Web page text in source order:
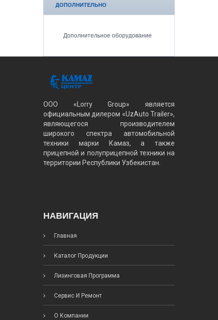
ДОПОЛНИТЕЛЬНО
Дополнительное оборудование
ООО «Lorry Group» является
официальным дилером «UzAuto Trailer»,
являющегося производителем
широкого спектра автомобильной
техники марки Камаз, а также
прицепной и полуприцепной техники на
территории Республики Узбекистан.
НАВИГАЦИЯ
Главная
Каталог Продукции
Лизинговая Программа
Сервис И Ремонт
О Компании